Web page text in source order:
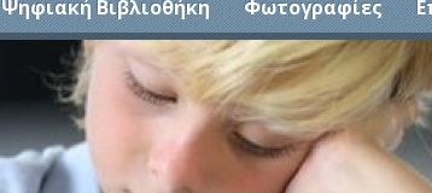
Ψηφιακή Βιβλιοθήκη Φωτογραφίες